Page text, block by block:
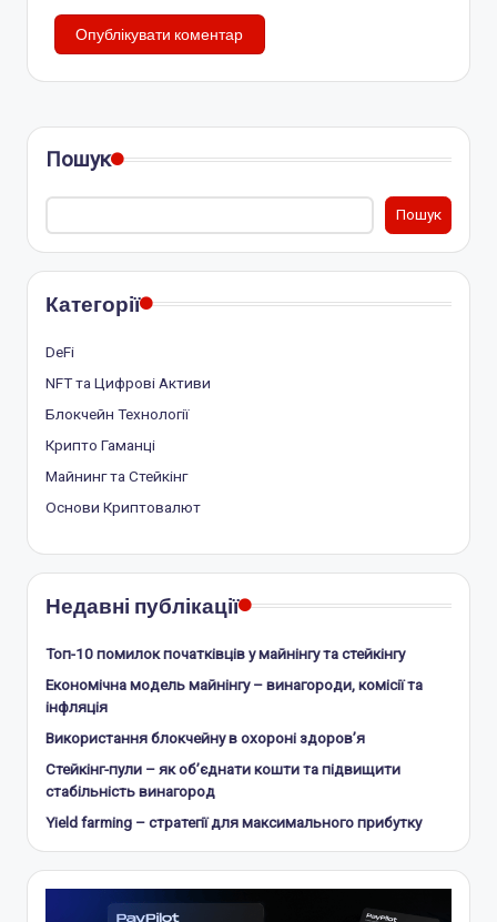
Пошук
Пошук
Категорії
DeFi
NFT та Цифрові Активи
Блокчейн Технології
Крипто Гаманці
Майнинг та Стейкінг
Основи Криптовалют
Недавні публікації
Топ-10 помилок початківців у майнінгу та стейкінгу
Економічна модель майнінгу – винагороди, комісії та
інфляція
Використання блокчейну в охороні здоров’я
Стейкінг-пули – як об’єднати кошти та підвищити
стабільність винагород
Yield farming – стратегії для максимального прибутку